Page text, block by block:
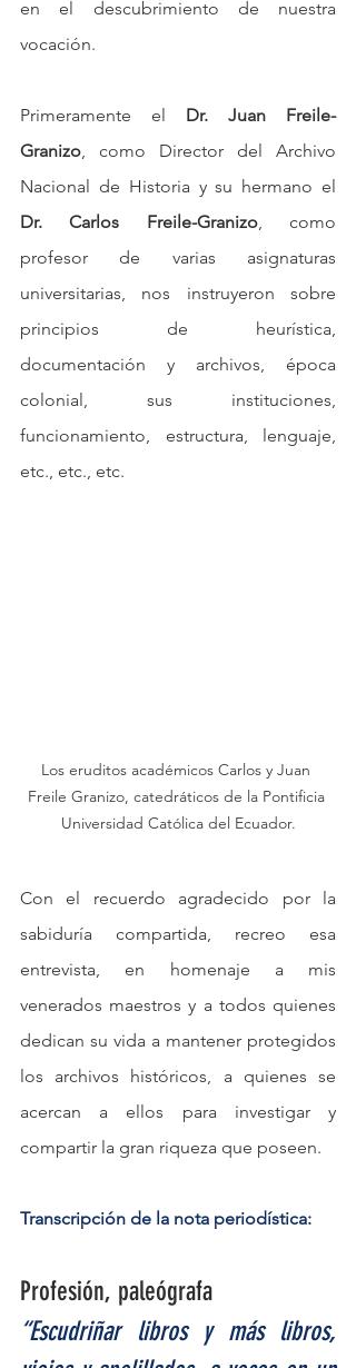
en el descubrimiento de nuestra
vocación.
Primeramente el Dr. Juan Freile-
Granizo, como Director del Archivo
Dr. Carlos Freile-Granizo, como
profesor de varias asignaturas
universitarias, nos instruyeron sobre
principios de heurística,
documentación y archivos, época
colonial, sus instituciones,
funcionamiento, estructura, lenguaje,
etc., etc., etc.
Los eruditos académicos Carlos y Juan
Freile Granizo, catedráticos de la Pontificia
Universidad Católica del Ecuador.
Con el recuerdo agradecido por la
sabiduría compartida, recreo esa
entrevista, en homenaje a mis
venerados maestros y a todos quienes
dedican su vida a mantener protegidos
los archivos históricos, a quienes se
acercan a ellos para investigar y
compartir la gran riqueza que poseen.
Transcripción de la nota periodística:
Profesión, paleógrafa
“Escudriñar libros y más libros,